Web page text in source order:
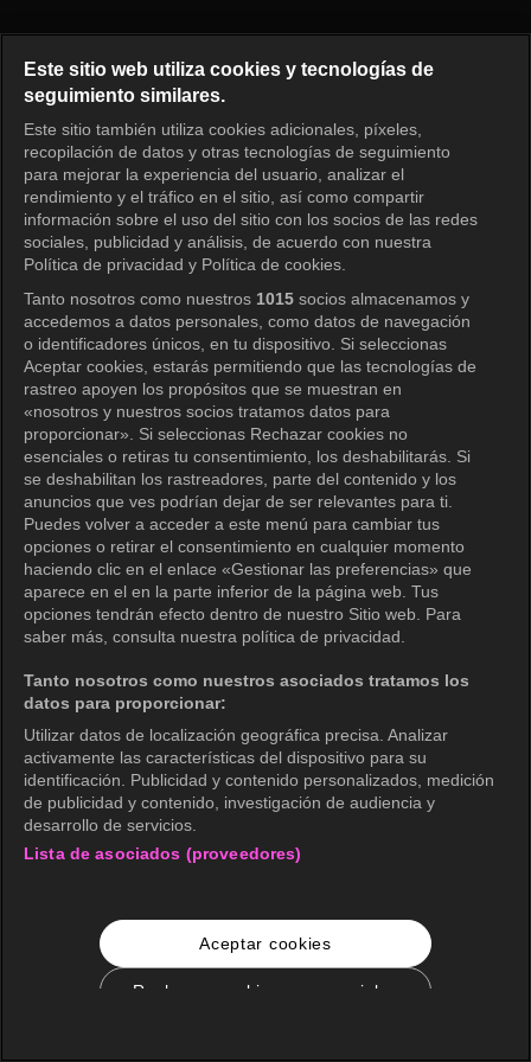
Iniciar sesión
Este sitio web utiliza cookies y tecnologías de
seguimiento similares.
Este sitio también utiliza cookies adicionales, píxeles,
recopilación de datos y otras tecnologías de seguimiento
para mejorar la experiencia del usuario, analizar el
rendimiento y el tráfico en el sitio, así como compartir
información sobre el uso del sitio con los socios de las redes
sociales, publicidad y análisis, de acuerdo con nuestra
Política de privacidad y Política de cookies.
Tanto nosotros como nuestros 1015 socios almacenamos y
accedemos a datos personales, como datos de navegación
o identificadores únicos, en tu dispositivo. Si seleccionas
Aceptar cookies, estarás permitiendo que las tecnologías de
rastreo apoyen los propósitos que se muestran en
«nosotros y nuestros socios tratamos datos para
proporcionar». Si seleccionas Rechazar cookies no
esenciales o retiras tu consentimiento, los deshabilitarás. Si
se deshabilitan los rastreadores, parte del contenido y los
anuncios que ves podrían dejar de ser relevantes para ti.
Puedes volver a acceder a este menú para cambiar tus
opciones o retirar el consentimiento en cualquier momento
haciendo clic en el enlace «Gestionar las preferencias» que
aparece en el en la parte inferior de la página web. Tus
opciones tendrán efecto dentro de nuestro Sitio web. Para
saber más, consulta nuestra política de privacidad.
Tanto nosotros como nuestros asociados tratamos los
datos para proporcionar:
Utilizar datos de localización geográfica precisa. Analizar
activamente las características del dispositivo para su
identificación. Publicidad y contenido personalizados, medición
de publicidad y contenido, investigación de audiencia y
desarrollo de servicios.
Lista de asociados (proveedores)
Aceptar cookies
Rechazar cookies no esenciales